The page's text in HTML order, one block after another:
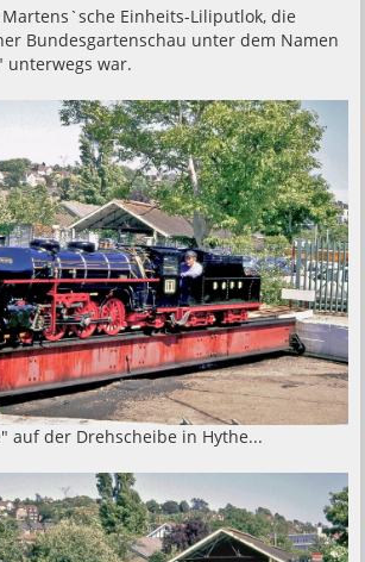
Einheits-Liliputlok, die
Bundesgartenschau unter dem Namen
unterwegs war.
auf der Drehscheibe in Hythe...